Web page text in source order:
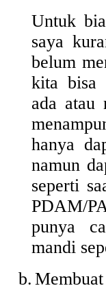
Untuk
saya
belum
kita bisa
ada atau
hanya
namun
seperti
PDAM/
punya
mandi
b.